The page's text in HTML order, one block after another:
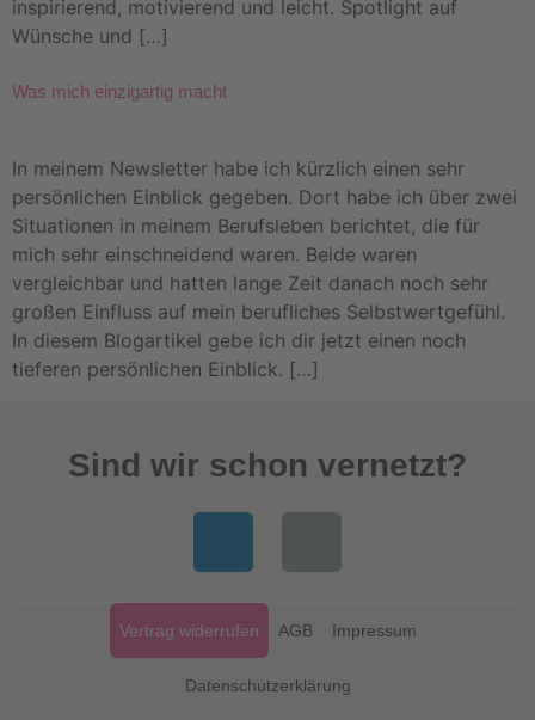
inspirierend, motivierend und leicht. Spotlight auf
Wünsche und […]
Was mich einzigartig macht
In meinem Newsletter habe ich kürzlich einen sehr
persönlichen Einblick gegeben. Dort habe ich über zwei
Situationen in meinem Berufsleben berichtet, die für
mich sehr einschneidend waren. Beide waren
vergleichbar und hatten lange Zeit danach noch sehr
großen Einfluss auf mein berufliches Selbstwertgefühl.
In diesem Blogartikel gebe ich dir jetzt einen noch
tieferen persönlichen Einblick. […]
Sind wir schon vernetzt?
Vertrag widerrufen AGB Impressum
Datenschutzerklärung